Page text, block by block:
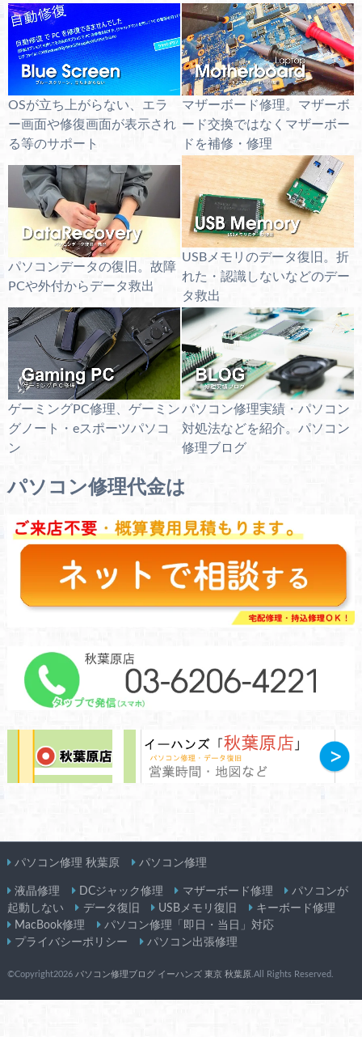
OSが立ち上がらない、エラ
ー画面や修復画面が表示され
る等のサポート
マザーボード修理。マザーボ
ード交換ではなくマザーボー
ドを補修・修理
パソコンデータの復旧。故障
PCや外付からデータ救出
USBメモリのデータ復旧。折
れた・認識しないなどのデー
タ救出
ゲーミングPC修理、ゲーミン
グノート・eスポーツパソコ
ン
パソコン修理実績・パソコン
対処法などを紹介。パソコン
修理ブログ
パソコン修理代金は
パソコン修理 秋葉原 パソコン修理
液晶修理 DCジャック修理 マザーボード修理
パソコンが
起動しない
データ復旧 USBメモリ復旧
キーボード修理
MacBook修理
パソコン修理「即日・当日」対応
プライバシーポリシー
パソコン出張修理
©Copyright2026 パソコン修理ブログ イーハンズ 東京 秋葉原.All Rights Reserved.